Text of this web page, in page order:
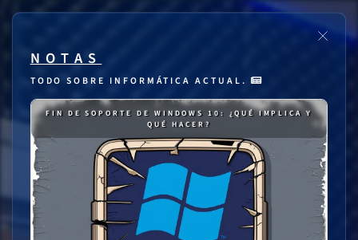
NOTAS
TODO SOBRE INFORMÁTICA ACTUAL.
FIN DE SOPORTE DE WINDOWS 10: ¿QUÉ IMPLICA Y
QUÉ HACER?